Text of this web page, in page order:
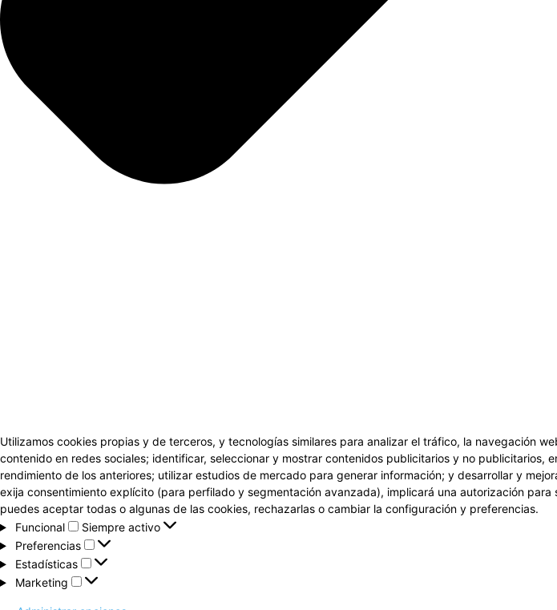
Utilizamos cookies propias y de terceros, y tecnologías similares para analizar el tráfico, la navegación
contenido en redes sociales; identificar, seleccionar y mostrar contenidos publicitarios y no
rendimiento de los anteriores; utilizar estudios de mercado para generar información; y desarrollar y
exija consentimiento explícito (para perfilado y segmentación avanzada), implicará una autorización
puedes aceptar todas o algunas de las cookies, rechazarlas o cambiar la configuración y preferencias.
Funcional
Funcional
Siempre activo
Preferencias
Preferencias
Estadísticas
Estadísticas
Marketing
Marketing